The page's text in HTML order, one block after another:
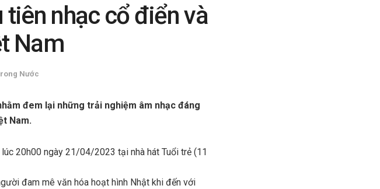
nhạc cổ điển và
Nam
Nước
đem lại những trải nghiệm âm nhạc đáng
Nam.
20h00 ngày 21/04/2023 tại nhà hát Tuổi trẻ (11
đam mê văn hóa hoạt hình Nhật khi đến với